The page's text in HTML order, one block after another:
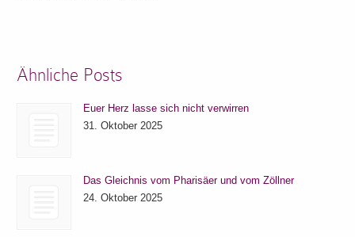
Ähnliche Posts
Euer Herz lasse sich nicht verwirren
31. Oktober 2025
Das Gleichnis vom Pharisäer und vom Zöllner
24. Oktober 2025